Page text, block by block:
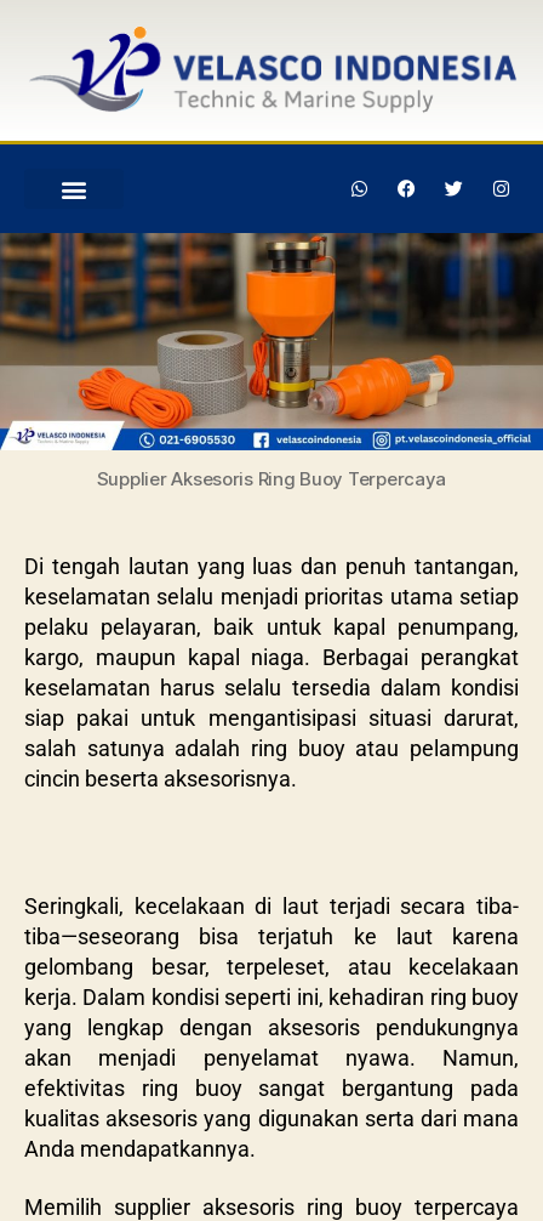
Supplier Aksesoris Ring Buoy Terpercaya
Di tengah lautan yang luas dan penuh tantangan,
keselamatan selalu menjadi prioritas utama setiap
pelaku pelayaran, baik untuk kapal penumpang,
kargo, maupun kapal niaga. Berbagai perangkat
keselamatan harus selalu tersedia dalam kondisi
siap pakai untuk mengantisipasi situasi darurat,
salah satunya adalah ring buoy atau pelampung
cincin beserta aksesorisnya.
Seringkali, kecelakaan di laut terjadi secara tiba-
tiba—seseorang bisa terjatuh ke laut karena
gelombang besar, terpeleset, atau kecelakaan
kerja. Dalam kondisi seperti ini, kehadiran ring buoy
yang lengkap dengan aksesoris pendukungnya
akan menjadi penyelamat nyawa. Namun,
efektivitas ring buoy sangat bergantung pada
kualitas aksesoris yang digunakan serta dari mana
Anda mendapatkannya.
Memilih supplier aksesoris ring buoy terpercaya